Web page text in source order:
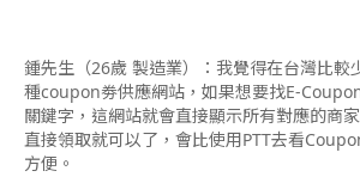
鍾先生（26歲 製造業）：我覺得在台灣比
種coupon劵供應網站，如果想要找E-
關鍵字，這網站就會直接顯示所有對應的商
直接領取就可以了，會比使用PTT去看
方便。